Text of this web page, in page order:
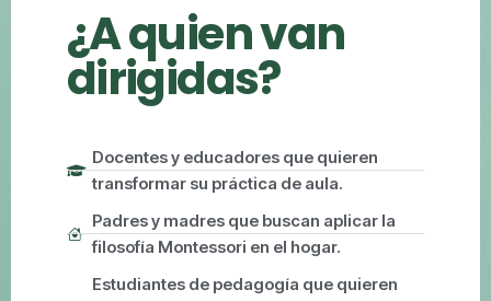
¿A quien van
dirigidas?
Docentes y educadores que quieren
transformar su práctica de aula.
Padres y madres que buscan aplicar la
filosofía Montessori en el hogar.
Estudiantes de pedagogía que quieren